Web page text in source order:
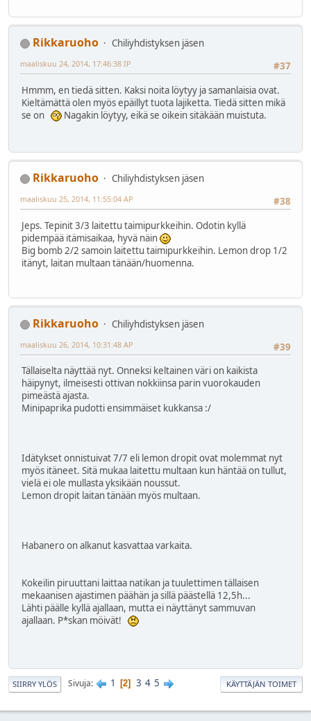
Rikkaruoho
Chiliyhdistyksen jäsen
#37
maaliskuu 24, 2014, 17:46:38 IP
Hmmm, en tiedä sitten. Kaksi noita löytyy ja samanlaisia ovat.
Kieltämättä olen myös epäillyt tuota lajiketta. Tiedä sitten mikä
se on
Nagakin löytyy, eikä se oikein sitäkään muistuta.
Rikkaruoho
Chiliyhdistyksen jäsen
#38
maaliskuu 25, 2014, 11:55:04 AP
Jeps. Tepinit 3/3 laitettu taimipurkkeihin. Odotin kyllä
pidempää itämisaikaa, hyvä näin
Big bomb 2/2 samoin laitettu taimipurkkeihin. Lemon drop 1/2
itänyt, laitan multaan tänään/huomenna.
Rikkaruoho
Chiliyhdistyksen jäsen
#39
maaliskuu 26, 2014, 10:31:48 AP
Tällaiselta näyttää nyt. Onneksi keltainen väri on kaikista
häipynyt, ilmeisesti ottivan nokkiinsa parin vuorokauden
pimeästä ajasta.
Minipaprika pudotti ensimmäiset kukkansa :/
Idätykset onnistuivat 7/7 eli lemon dropit ovat molemmat nyt
myös itäneet. Sitä mukaa laitettu multaan kun häntää on tullut,
vielä ei ole mullasta yksikään noussut.
Lemon dropit laitan tänään myös multaan.
Habanero on alkanut kasvattaa varkaita.
Kokeilin piruuttani laittaa natikan ja tuulettimen tällaisen
mekaanisen ajastimen päähän ja sillä päästellä 12,5h...
Lähti päälle kyllä ajallaan, mutta ei näyttänyt sammuvan
ajallaan. P*skan möivät!
SIIRRY YLÖS Sivuja 1 2 3 4 5 KÄYTTÄJÄN TOIMET